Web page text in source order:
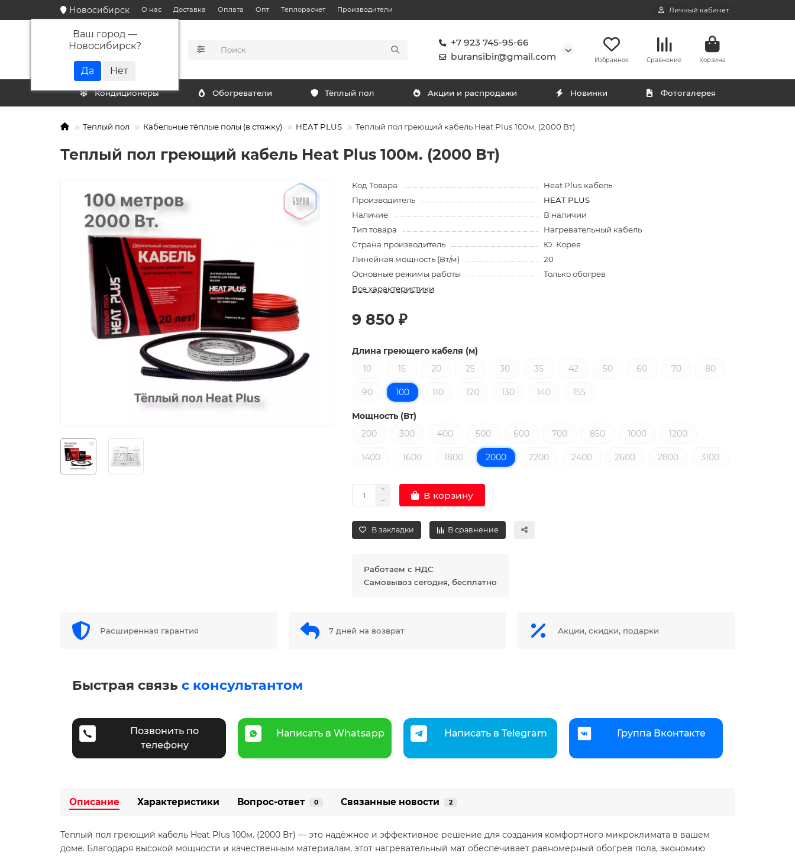
Новосибирск
Ваш город —
Новосибирск?
О нас Доставка Оплата Опт Теплорасчет Производители Личный кабинет
КАТАЛОГ
+7 923 745-95-66
buransibir@gmail.com
Избранное Сравнение Корзина
Кондиционеры Обогреватели Тёплый пол Акции и распродажи Новинки Фотогалерея
Теплый пол Кабельные тёплые полы (в стяжку) HEAT PLUS Теплый пол греющий кабель Heat Plus 100м. (2000 Вт)
Теплый пол греющий кабель Heat Plus 100м. (2000 Вт)
Код Товара
Heat Plus кабель
Производитель
HEAT PLUS
Наличие:
В наличии
Тип товара
Нагревательный кабель
Страна производитель
Ю. Корея
Линейная мощность (Вт/м)
20
Основные режимы работы
Только обогрев
Все характеристики
9 850 ₽
Длина греющего кабеля (м)
10
15 20 25 30 35 42 50 60 70 80
90 100 110 120 130 140 155
Мощность (Вт)
200
300 400 500 600 700 850 1000 1200
1400 1600 1800 2000 2200 2400 2600 2800 3100
В корзину
В закладки В сравнение
Работаем с НДС
Самовывоз сегодня, бесплатно
Расширенная гарантия 7 дней на возврат Акции, скидки, подарки
Быстрая связь с консультантом
Позвонить по
телефону
Написать в Whatsapp Написать в Telegram Группа Вконтакте
Описание Характеристики Вопрос-ответ 0 Связанные новости 2
Теплый пол греющий кабель Heat Plus 100м. (2000 Вт) — это надёжное и эффективное решение для создания комфортного микроклимата в вашем
доме. Благодаря высокой мощности и качественным материалам, этот нагревательный мат обеспечивает равномерный обогрев пола, экономию